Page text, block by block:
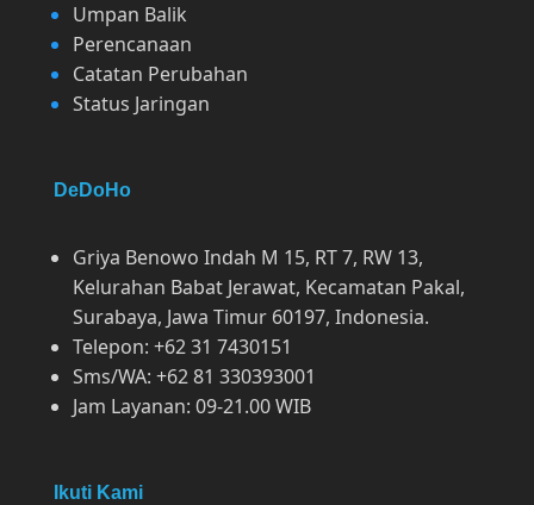
Umpan Balik
Perencanaan
Catatan Perubahan
Status Jaringan
DeDoHo
Griya Benowo Indah M 15, RT 7, RW 13,
Kelurahan Babat Jerawat, Kecamatan Pakal,
Surabaya, Jawa Timur 60197, Indonesia.
Telepon: +62 31 7430151
Sms/WA: +62 81 330393001
Jam Layanan: 09-21.00 WIB
Ikuti Kami